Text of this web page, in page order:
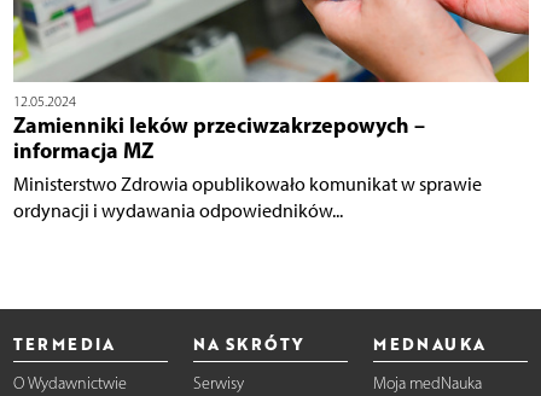
12.05.2024
Zamienniki leków przeciwzakrzepowych –
informacja MZ
Ministerstwo Zdrowia opublikowało komunikat w sprawie
ordynacji i wydawania odpowiedników...
TERMEDIA
O Wydawnictwie
NA SKRÓTY
Serwisy
MEDNAUKA
Moja medNauka